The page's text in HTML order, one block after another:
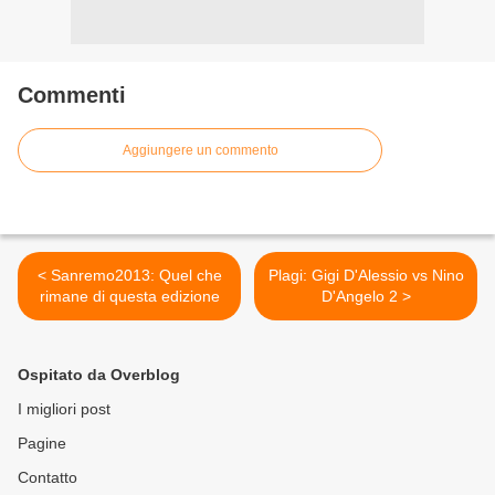
Commenti
Aggiungere un commento
< Sanremo2013: Quel che
rimane di questa edizione
Plagi: Gigi D'Alessio vs Nino
D'Angelo 2 >
Ospitato da Overblog
I migliori post
Pagine
Contatto